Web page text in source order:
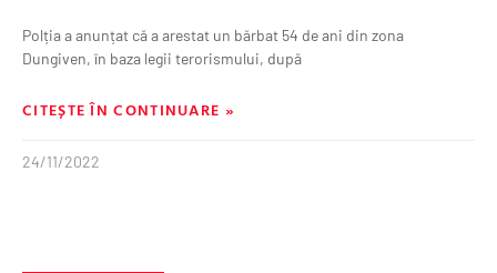
Polția a anunțat că a arestat un bărbat 54 de ani din zona
Dungiven, în baza legii terorismului, după
CITEȘTE ÎN CONTINUARE »
24/11/2022